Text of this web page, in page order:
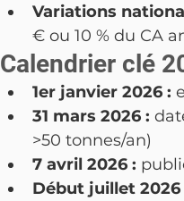
Variations
€ ou 10 % du CA
Calendrier clé
1er janvier 2026 :
31 mars 2026 :
>50 tonnes/an)
7 avril 2026 :
Début juillet 2026